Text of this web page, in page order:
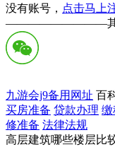
没有账号， 点击马上
—————————
九游会j9备用网址 百
买房准备 贷款办理 缴
修准备 法律法规
高层建筑哪些楼层比